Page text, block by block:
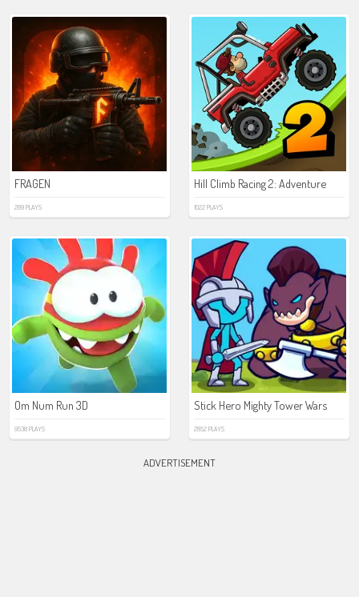
FRAGEN
289 PLAYS
Hill Climb Racing 2: Adventure
1022 PLAYS
Om Num Run 3D
9538 PLAYS
Stick Hero Mighty Tower Wars
2852 PLAYS
ADVERTISEMENT